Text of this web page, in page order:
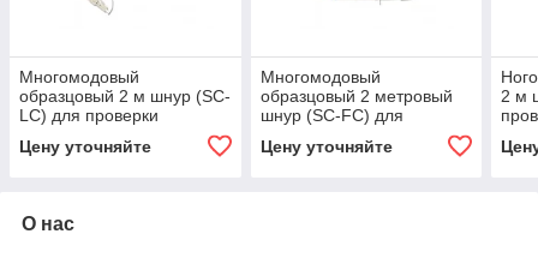
Многомодовый
образцовый 2 м шнур (SC-
LC) для проверки
оконцованных разъёмом
LC 62,5µm волокон Fluke
Цену уточняйте
Многомодовый
образцовый 2 метровый
шнур (SC-FC) для
проверки оконцованных
разъёмом FC 62,5µm
Цену уточняйте
2 м
О нас